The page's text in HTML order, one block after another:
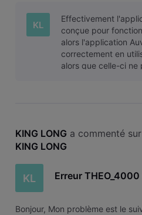
KL
Effectivement
conçue pour
alors l'application
correctement en
alors que celle-ci ne
KING LONG a commenté
KING LONG
KL Erreur THEO_4000
Bonjour, Mon problème est le